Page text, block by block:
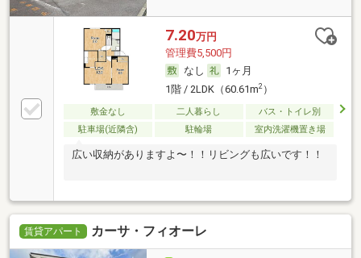
7.20万円
管理費5,500円
なし
1ヶ月
1階 / 2LDK（60.61m2）
敷金なし 二人暮らし
バス・トイレ別
駐車場(近隣含)
駐輪場 室内洗濯機置き場
広い収納がありますよ〜！！リビングも広いです！！
賃貸アパート カーサ・フィオーレ